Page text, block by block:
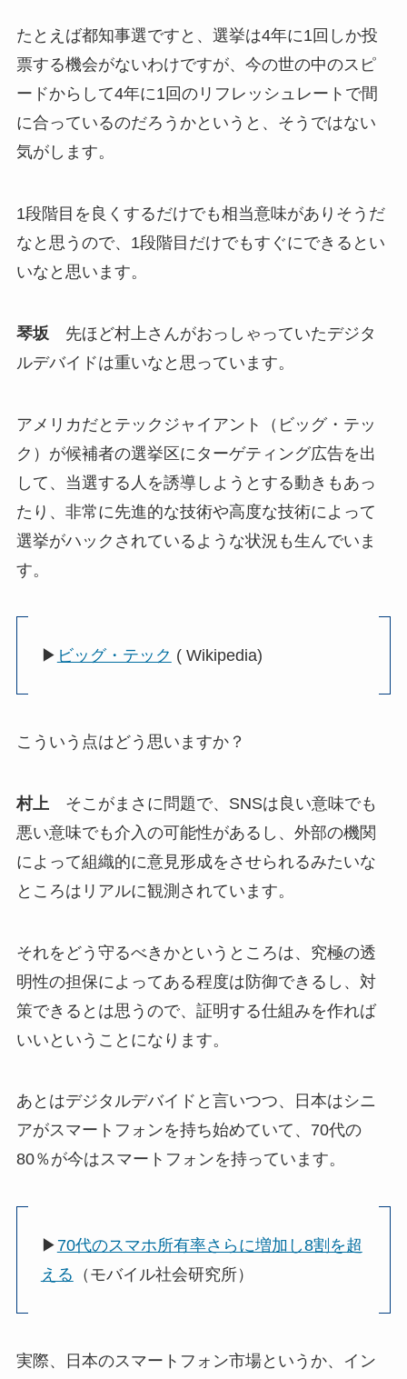
たとえば都知事選ですと、選挙は4年に1回しか投
票する機会がないわけですが、今の世の中のスピ
ードからして4年に1回のリフレッシュレートで間
に合っているのだろうかというと、そうではない
気がします。
1段階目を良くするだけでも相当意味がありそうだ
なと思うので、1段階目だけでもすぐにできるとい
いなと思います。
琴坂 先ほど村上さんがおっしゃっていたデジタ
ルデバイドは重いなと思っています。
アメリカだとテックジャイアント（ビッグ・テッ
ク）が候補者の選挙区にターゲティング広告を出
して、当選する人を誘導しようとする動きもあっ
たり、非常に先進的な技術や高度な技術によって
選挙がハックされているような状況も生んでいま
す。
▶ ビッグ・テック ( Wikipedia)
こういう点はどう思いますか？
村上 そこがまさに問題で、SNSは良い意味でも
悪い意味でも介入の可能性があるし、外部の機関
によって組織的に意見形成をさせられるみたいな
ところはリアルに観測されています。
それをどう守るべきかというところは、究極の透
明性の担保によってある程度は防御できるし、対
策できるとは思うので、証明する仕組みを作れば
いいということになります。
あとはデジタルデバイドと言いつつ、日本はシニ
アがスマートフォンを持ち始めていて、70代の
80％が今はスマートフォンを持っています。
▶ 70代のスマホ所有率さらに増加し8割を超
える （モバイル社会研究所）
実際、日本のスマートフォン市場というか、イン